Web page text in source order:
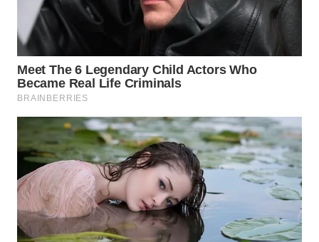
WAHANA
DESA
LAPAK
WAHANA
Network
KONSUMEN
LISTRIK